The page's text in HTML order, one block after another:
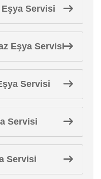
Servisi
Eşya Servisi
Servisi
Servisi
Servisi